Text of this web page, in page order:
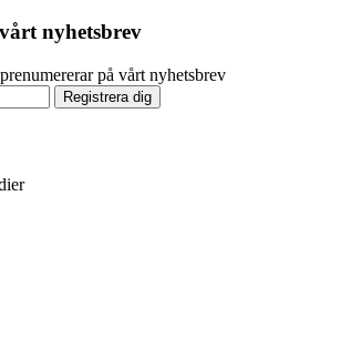
nyhetsbrev
på vårt nyhetsbrev
Registrera dig